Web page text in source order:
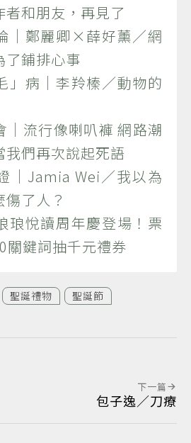
者和朋友，再見了
鄭麗卿×薛好薰／網
了鋪排心事
病｜李羚榛／動物的
流行像喇叭褲 網路潮
我們再次說起死語
Jamia Wei／我以為
了人？
悅讀周年慶登場！票
關鍵詞抽千元禮券
聖誕禮物 聖誕節
下一篇
包子逸／刀療